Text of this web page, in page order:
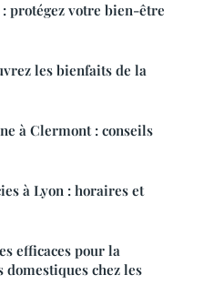
protégez votre bien-être
les bienfaits de la
à Clermont : conseils
à Lyon : horaires et
efficaces pour la
domestiques chez les